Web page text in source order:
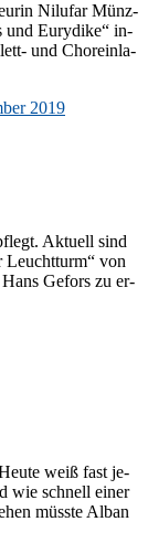
Nilufar Münz­
und Eu­ry­di­ke“ in­
und Chor­ein­la­
2019
Ak­tu­ell sind
Leucht­turm“ von
Hans Ge­fors zu er­
weiß fast je­
wie schnell ei­ner
müss­te Al­ban